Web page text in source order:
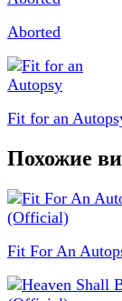
Aborted
Fit for an
Похожие
Fit For An